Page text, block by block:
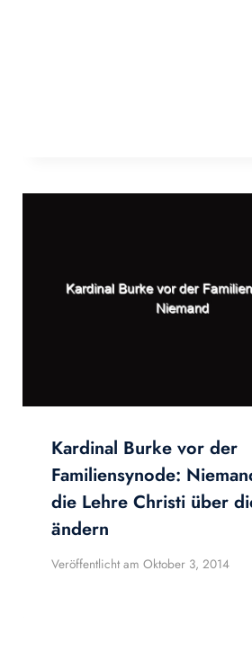
Kardinal Burke vor der
Familiensynode:
die Lehre Christi über
ändern
Veröffentlicht am Oktober 3, 2014